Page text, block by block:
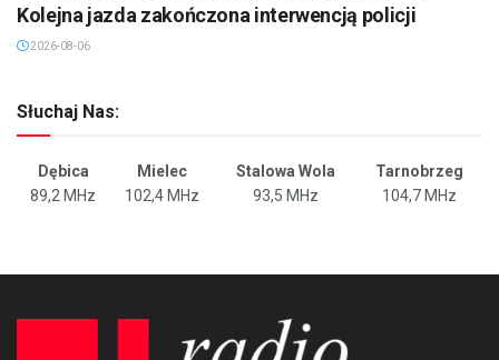
Kolejna jazda zakończona interwencją policji
2026-08-06
Słuchaj Nas:
Dębica Mielec Stalowa Wola
Tarnobrzeg
89,2 MHz
102,4 MHz 93,5 MHz 104,7 MHz